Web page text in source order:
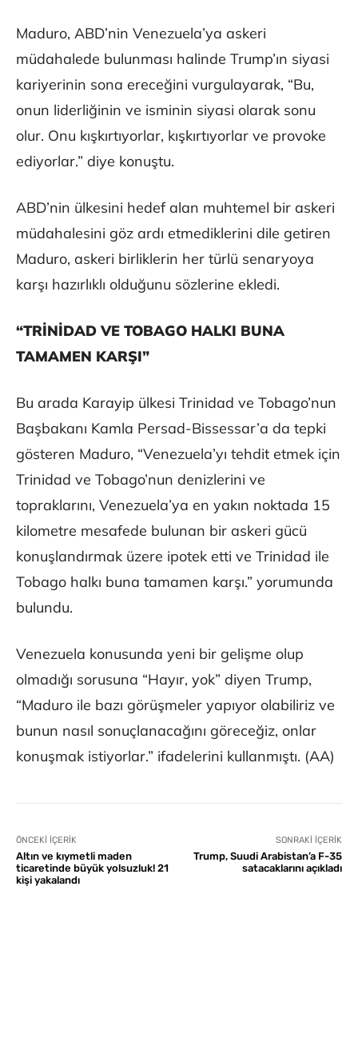
Maduro, ABD’nin Venezuela’ya askeri
müdahalede bulunması halinde Trump’ın siyasi
kariyerinin sona ereceğini vurgulayarak, “Bu,
onun liderliğinin ve isminin siyasi olarak sonu
olur. Onu kışkırtıyorlar, kışkırtıyorlar ve provoke
ediyorlar.” diye konuştu.
ABD’nin ülkesini hedef alan muhtemel bir askeri
müdahalesini göz ardı etmediklerini dile getiren
Maduro, askeri birliklerin her türlü senaryoya
karşı hazırlıklı olduğunu sözlerine ekledi.
“TRİNİDAD VE TOBAGO HALKI BUNA
TAMAMEN KARŞI”
Bu arada Karayip ülkesi Trinidad ve Tobago’nun
Başbakanı Kamla Persad-Bissessar’a da tepki
gösteren Maduro, “Venezuela’yı tehdit etmek için
Trinidad ve Tobago’nun denizlerini ve
topraklarını, Venezuela’ya en yakın noktada 15
kilometre mesafede bulunan bir askeri gücü
konuşlandırmak üzere ipotek etti ve Trinidad ile
Tobago halkı buna tamamen karşı.” yorumunda
bulundu.
Venezuela konusunda yeni bir gelişme olup
olmadığı sorusuna “Hayır, yok” diyen Trump,
“Maduro ile bazı görüşmeler yapıyor olabiliriz ve
bunun nasıl sonuçlanacağını göreceğiz, onlar
konuşmak istiyorlar.” ifadelerini kullanmıştı. (AA)
ÖNCEKI İÇERIK
Altın ve kıymetli maden
ticaretinde büyük yolsuzluk! 21
kişi yakalandı
SONRAKI İÇERIK
Trump, Suudi Arabistan’a F-35
satacaklarını açıkladı